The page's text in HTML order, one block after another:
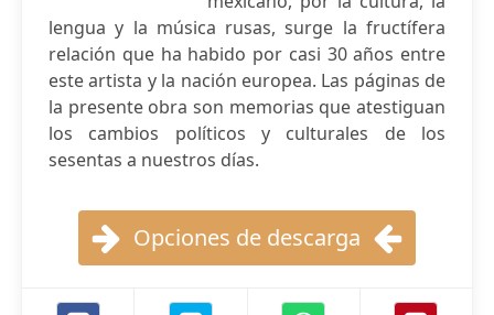
lengua y la música rusas, surge la fructífera
relación que ha habido por casi 30 años entre
este artista y la nación europea. Las páginas de
la presente obra son memorias que atestiguan
los cambios políticos y culturales de los
sesentas a nuestros días.
Opciones de descarga